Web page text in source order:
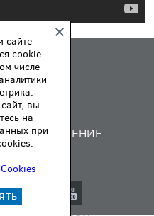
2000–2026
СВЯЗЬ
СОГЛАШЕНИЕ
сайте
cookie-
числе
вы
на
при